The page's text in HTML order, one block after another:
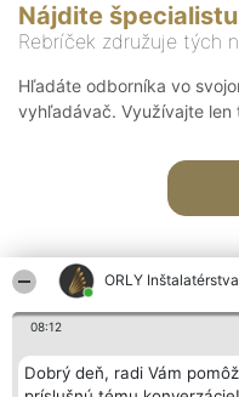
ORLY Inštalatérstva
08:12
Dobrý deň, radi Vám
Nájdite špecialistu
Rebríček združuje tých
Hľadáte odborníka vo
vyhľadávač. Využívajte len
Organizátor hodnotenia
Bright Side Solutions sp. z o.